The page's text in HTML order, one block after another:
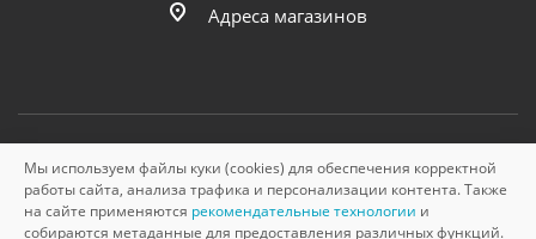
Адреса магазинов
© «Керама Марацци», ОГРН 1145749000210, 2026
Мы используем файлы куки (cookies) для обеспечения корректной
работы сайта, анализа трафика и персонализации контента. Также
на сайте применяются рекомендательные технологии и
собираются метаданные для предоставления различных функций.